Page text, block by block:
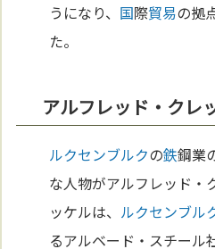
うになり、 国際貿易の拠
た。
アルフレッド・クレ
ルクセンブルクの鉄鋼業
な人物がアルフレッド・
ッケルは、 ルクセンブル
るアルベード・スチール